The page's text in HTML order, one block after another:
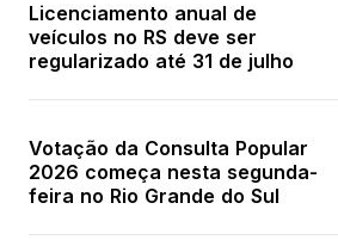
Licenciamento anual de
veículos no RS deve ser
regularizado até 31 de julho
Votação da Consulta Popular
2026 começa nesta segunda-
feira no Rio Grande do Sul